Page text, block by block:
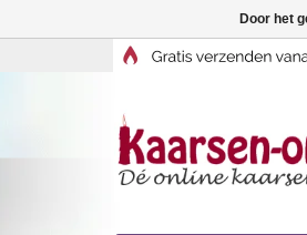
Door het